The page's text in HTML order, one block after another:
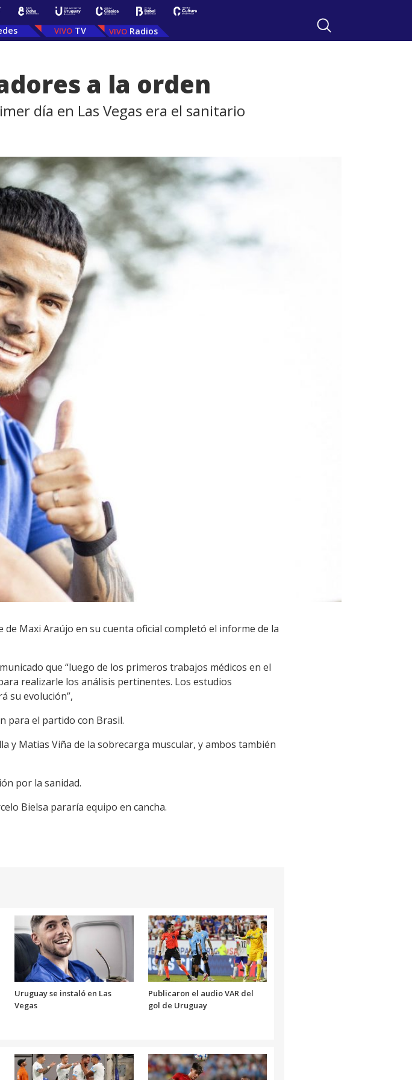
TV Radios
a la orden
día en Las Vegas era el sanitario
de Maxi Araújo en su cuenta oficial completó el informe de la
que “luego de los primeros trabajos médicos en el
realizarle los análisis pertinentes. Los estudios
su evolución”,
para el partido con Brasil.
Matias Viña de la sobrecarga muscular, y ambos también
por la sanidad.
Bielsa pararía equipo en cancha.
Uruguay se instaló en Las
Vegas
Publicaron el audio VAR del
gol de Uruguay